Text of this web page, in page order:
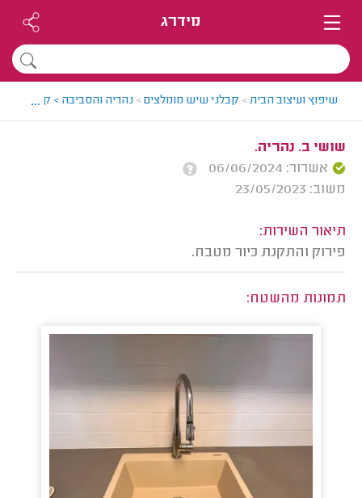
מידרג
שיפוץ ועיצוב הבית> קבלני שיש מומלצים> נהריה והסביבה > קבלן שיש
...
שושי ב. נהריה.
אשרור: 06/06/2024
משוב: 23/05/2023
תיאור השירות:
פירוק והתקנת כיור מטבח.
תמונות מהשטח: